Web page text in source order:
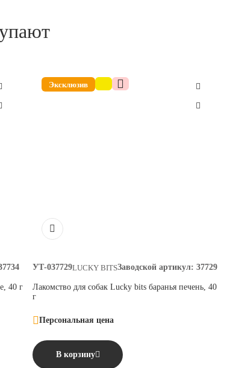
40 г
Эксклюзив
УТ-037729 Заводской артикул: 37729
LUCKY BITS
Лакомство для собак Lucky bits баранья печень, 40
г
Персональная цена
В корзину